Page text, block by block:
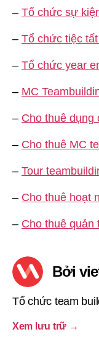
– Tổ chức sự
– Tổ chức tiệc
– Tổ chức year
– MC
– Cho thuê dụng
– Cho thuê MC
– Tour
– Cho thuê hoạt
– Cho thuê quản
Bởi
Tổ chức team
Xem lưu trữ →